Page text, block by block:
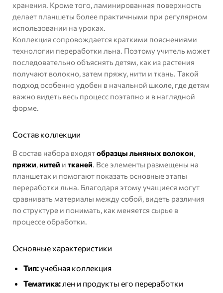
хранения. Кроме того, ламинированная поверхность
делает планшеты более практичными при регулярном
использовании на уроках.
Коллекция сопровождается краткими пояснениями
технологии переработки льна. Поэтому учитель может
последовательно объяснять детям, как из растения
получают волокно, затем пряжу, нити и ткань. Такой
подход особенно удобен в начальной школе, где детям
важно видеть весь процесс поэтапно и в наглядной
форме.
Состав коллекции
В состав набора входятобразцы льняных волокон,
пряжи,нитей и тканей. Все элементы размещены на
планшетах и помогают показать основные этапы
переработки льна. Благодаря этому учащиеся могут
сравнивать материалы между собой, видеть различия
по структуре и понимать, как меняется сырье в
процессе обработки.
Основные характеристики
Тип:учебная коллекция
Тематика: лен и продукты его переработки